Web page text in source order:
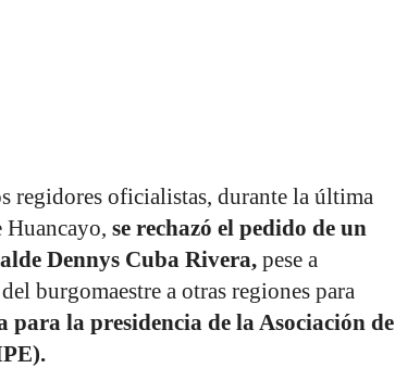
regidores oficialistas, durante la última
se rechazó el pedido de un
Dennys Cuba Rivera, pese a
burgomaestre a otras regiones para
para la presidencia de la Asociación de